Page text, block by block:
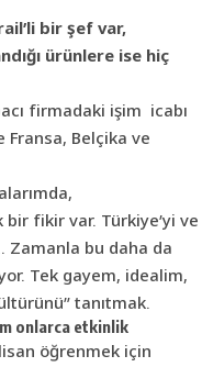
bir şef var,
ürünlere ise hiç
firmadaki işim icabı
Fransa, Belçika ve
fikir var. Türkiye’yi ve
bu daha da
Tek gayem, idealim,
tanıtmak.
onlarca etkinlik
öğrenmek için